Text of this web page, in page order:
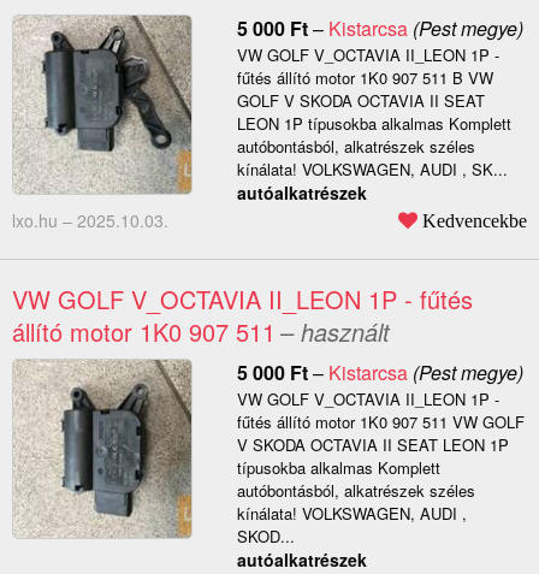
5 000 Ft– Kistarcsa(Pest megye)
VW GOLF V_OCTAVIA II_LEON 1P -
fűtés állító motor 1K0 907 511 B VW
GOLF V SKODA OCTAVIA II SEAT
LEON 1P típusokba alkalmas Komplett
autóbontásból, alkatrészek széles
kínálata! VOLKSWAGEN, AUDI , SK...
autóalkatrészek
lxo.hu – 2025.10.03. Kedvencekbe
VW GOLF V_OCTAVIA II_LEON 1P - fűtés
állító motor 1K0 907 511 – használt
5 000 Ft– Kistarcsa(Pest megye)
VW GOLF V_OCTAVIA II_LEON 1P -
fűtés állító motor 1K0 907 511 VW GOLF
V SKODA OCTAVIA II SEAT LEON 1P
típusokba alkalmas Komplett
autóbontásból, alkatrészek széles
kínálata! VOLKSWAGEN, AUDI ,
SKOD...
autóalkatrészek